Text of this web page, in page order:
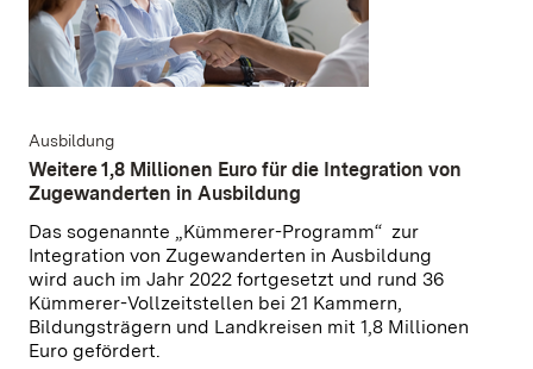
Ausbildung
Weitere 1,8 Millionen Euro für die Integration von
Zugewanderten in Ausbildung
Das sogenannte „Kümmerer-Programm“ zur
Integration von Zugewanderten in Ausbildung
wird auch im Jahr 2022 fortgesetzt und rund 36
Kümmerer-Vollzeitstellen bei 21 Kammern,
Bildungsträgern und Landkreisen mit 1,8 Millionen
Euro gefördert.